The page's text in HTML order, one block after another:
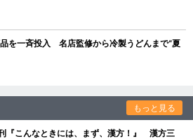
を一斉投入 名店監修から冷製うどんまで“夏
もっと見る
『こんなときには、まず、漢方！』 漢方三